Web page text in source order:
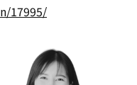
n/17995/